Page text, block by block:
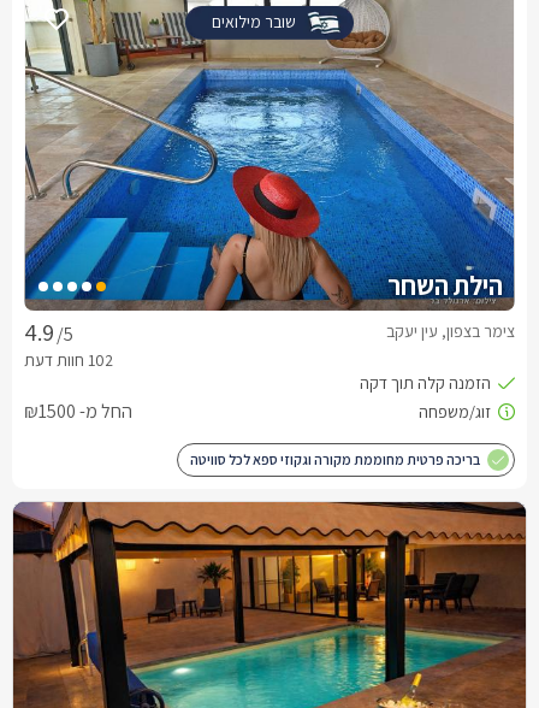
שובר מילואים
הילת השחר
/5 צימר בצפון, עין יעקב
החל מ- ₪1500
בריכה פרטית מחוממת מקורה וגקוזי ספא לכל סוויטה